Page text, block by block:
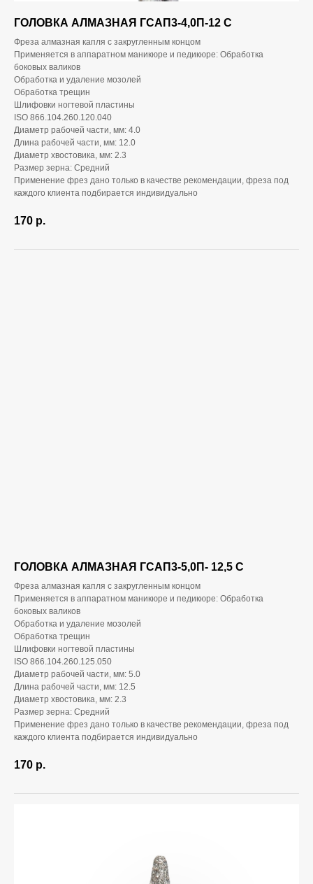
ГОЛОВКА АЛМАЗНАЯ ГСАП3-4,0П-12 С
Фреза алмазная капля с закругленным концом
Применяется в аппаратном маникюре и педикюре: Обработка
боковых валиков
Обработка и удаление мозолей
Обработка трещин
Шлифовки ногтевой пластины
ISO 866.104.260.120.040
Диаметр рабочей части, мм: 4.0
Длина рабочей части, мм: 12.0
Диаметр хвостовика, мм: 2.3
Размер зерна: Средний
Применение фрез дано только в качестве рекомендации, фреза под
каждого клиента подбирается индивидуально
170 р.
ГОЛОВКА АЛМАЗНАЯ ГСАП3-5,0П- 12,5 С
Фреза алмазная капля с закругленным концом
Применяется в аппаратном маникюре и педикюре: Обработка
боковых валиков
Обработка и удаление мозолей
Обработка трещин
Шлифовки ногтевой пластины
ISO 866.104.260.125.050
Диаметр рабочей части, мм: 5.0
Длина рабочей части, мм: 12.5
Диаметр хвостовика, мм: 2.3
Размер зерна: Средний
Применение фрез дано только в качестве рекомендации, фреза под
каждого клиента подбирается индивидуально
170 р.